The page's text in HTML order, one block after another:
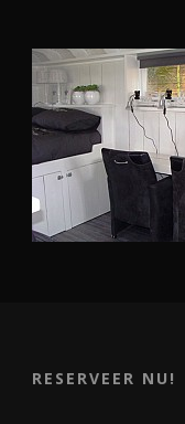
RESERVEER NU!